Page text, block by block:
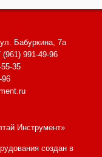
ул. Бабуркина, 7а
991-49-96
35
96
Инструмент»
создан в